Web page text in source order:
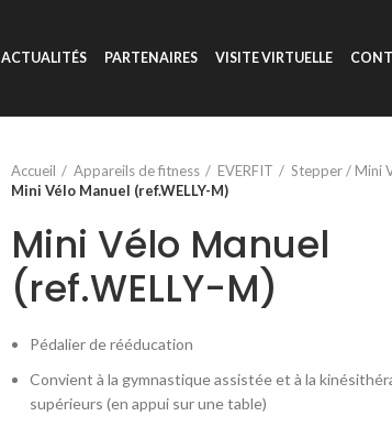
ACTUALITÉS PARTENAIRES VISITE VIRTUELLE
Accueil Appareils de fitness EVERFIT
Stepper / Mini
Mini Vélo Manuel (ref.WELLY-M)
Mini Vélo Manuel
(ref.WELLY-M)
Pédalier de rééducation
Convient à la gymnastique assistée et à la
supérieurs (en appui sur une table)